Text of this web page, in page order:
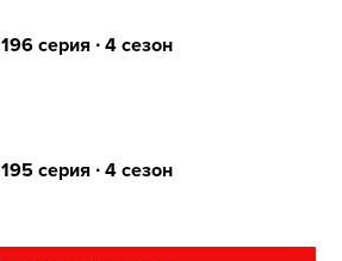
196 серия ∙ 4 сезон
195 серия ∙ 4 сезон